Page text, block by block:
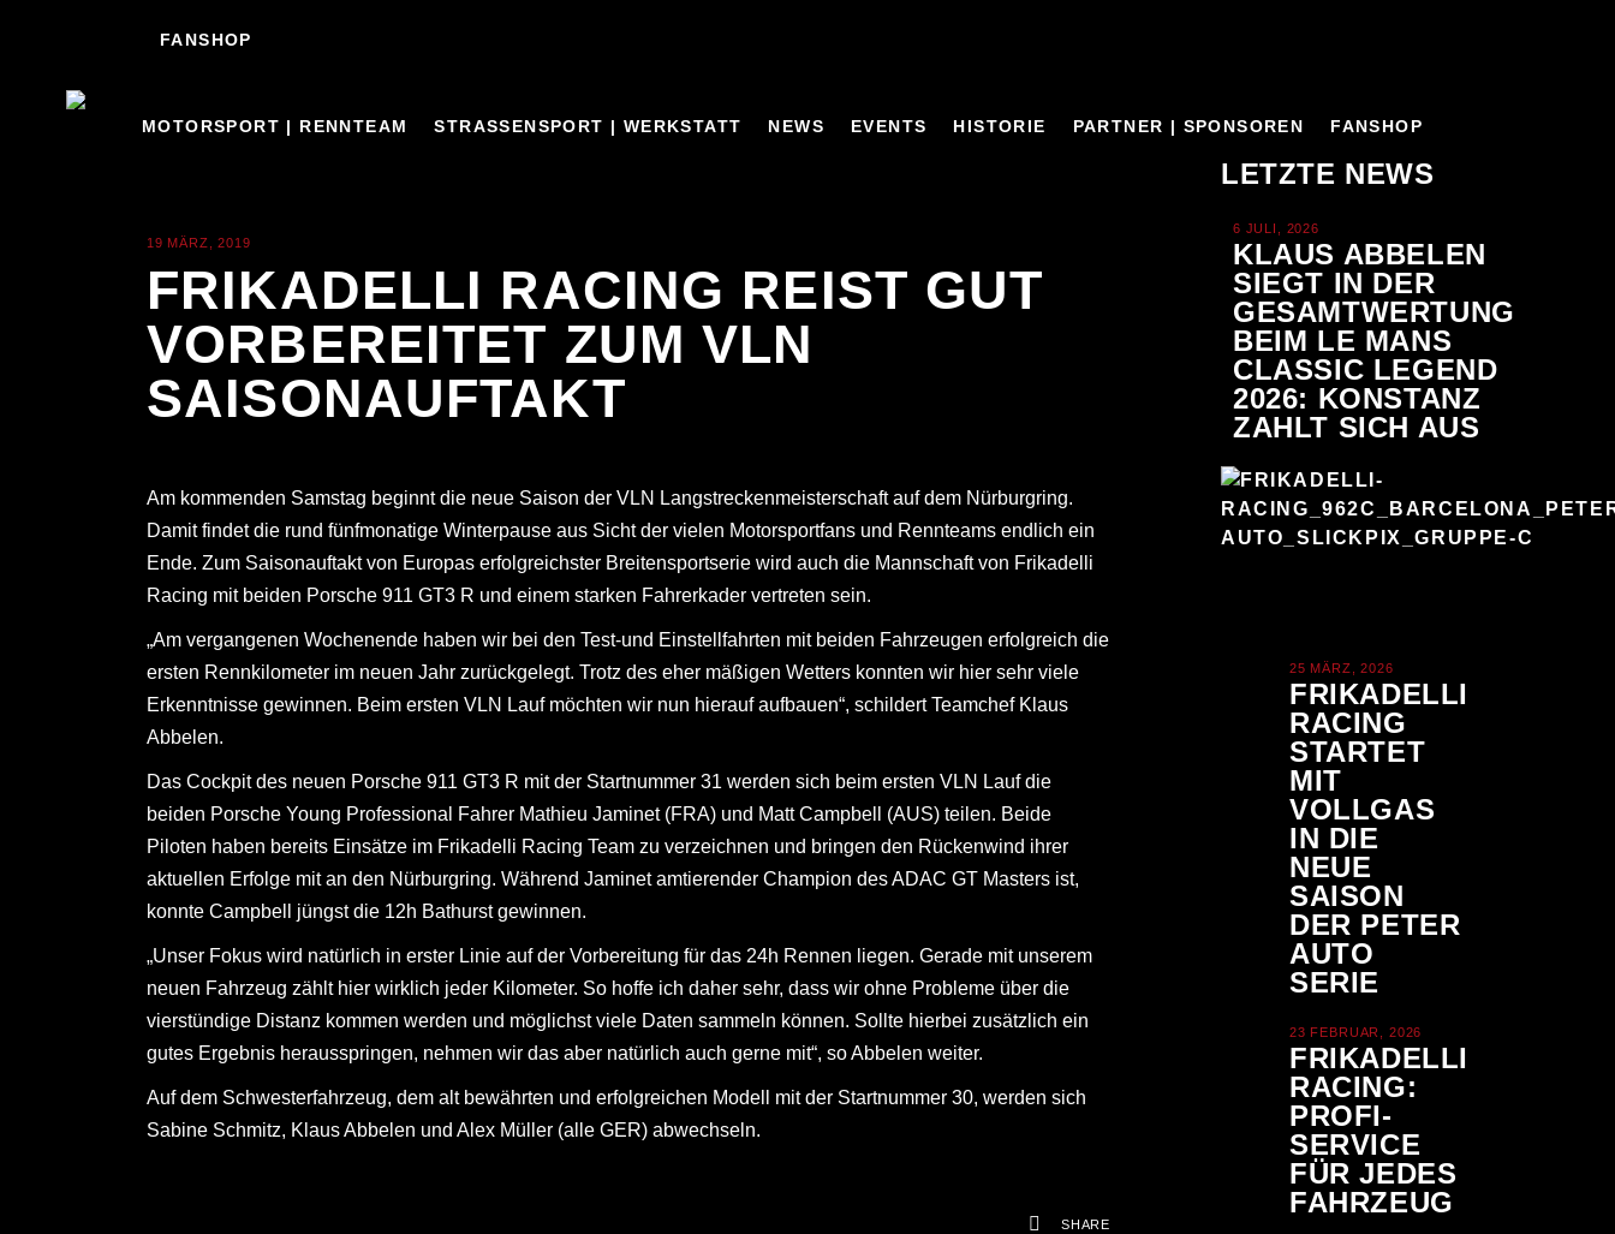
MOTORSPORT | RENNTEAM STRASSENSPORT | WERKSTATT NEWS EVENTS HISTORIE PARTNER | SPONSOREN FANSHOP
FANSHOP
19 MÄRZ, 2019
FRIKADELLI RACING REIST GUT
VORBEREITET ZUM VLN
SAISONAUFTAKT
Am kommenden Samstag beginnt die neue Saison der VLN Langstreckenmeisterschaft auf dem Nürburgring.
Damit findet die rund fünfmonatige Winterpause aus Sicht der vielen Motorsportfans und Rennteams endlich ein
Ende. Zum Saisonauftakt von Europas erfolgreichster Breitensportserie wird auch die Mannschaft von Frikadelli
Racing mit beiden Porsche 911 GT3 R und einem starken Fahrerkader vertreten sein.
„Am vergangenen Wochenende haben wir bei den Test-und Einstellfahrten mit beiden Fahrzeugen erfolgreich die
ersten Rennkilometer im neuen Jahr zurückgelegt. Trotz des eher mäßigen Wetters konnten wir hier sehr viele
Erkenntnisse gewinnen. Beim ersten VLN Lauf möchten wir nun hierauf aufbauen“, schildert Teamchef Klaus
Abbelen.
Das Cockpit des neuen Porsche 911 GT3 R mit der Startnummer 31 werden sich beim ersten VLN Lauf die
beiden Porsche Young Professional Fahrer Mathieu Jaminet (FRA) und Matt Campbell (AUS) teilen. Beide
Piloten haben bereits Einsätze im Frikadelli Racing Team zu verzeichnen und bringen den Rückenwind ihrer
aktuellen Erfolge mit an den Nürburgring. Während Jaminet amtierender Champion des ADAC GT Masters ist,
konnte Campbell jüngst die 12h Bathurst gewinnen.
„Unser Fokus wird natürlich in erster Linie auf der Vorbereitung für das 24h Rennen liegen. Gerade mit unserem
neuen Fahrzeug zählt hier wirklich jeder Kilometer. So hoffe ich daher sehr, dass wir ohne Probleme über die
vierstündige Distanz kommen werden und möglichst viele Daten sammeln können. Sollte hierbei zusätzlich ein
gutes Ergebnis herausspringen, nehmen wir das aber natürlich auch gerne mit“, so Abbelen weiter.
Auf dem Schwesterfahrzeug, dem alt bewährten und erfolgreichen Modell mit der Startnummer 30, werden sich
Sabine Schmitz, Klaus Abbelen und Alex Müller (alle GER) abwechseln.
SHARE
LETZTE NEWS
6 JULI, 2026
KLAUS ABBELEN
SIEGT IN DER
GESAMTWERTUNG
BEIM LE MANS
CLASSIC LEGEND
2026: KONSTANZ
ZAHLT SICH AUS
25 MÄRZ, 2026
FRIKADELLI
RACING
STARTET
MIT
VOLLGAS
IN DIE
NEUE
SAISON
DER PETER
AUTO
SERIE
23 FEBRUAR, 2026
FRIKADELLI
RACING:
PROFI-
SERVICE
FÜR JEDES
FAHRZEUG